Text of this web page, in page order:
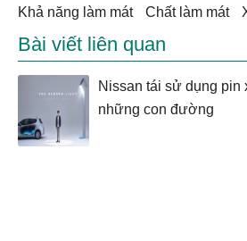
khả năng làm mát
chất làm mát
Bài viết liên quan
Nissan tái sử dụng pin
những con đường